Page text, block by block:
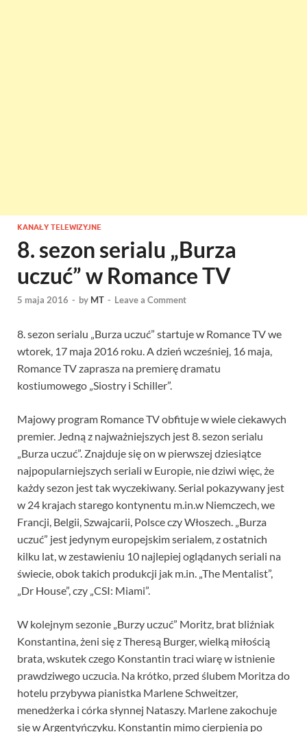
KANAŁY TELEWIZYJNE
8. sezon serialu „Burza
uczuć” w Romance TV
5 maja 2016 - by MT - Leave a Comment
8. sezon serialu „Burza uczuć” startuje w Romance TV we
wtorek, 17 maja 2016 roku. A dzień wcześniej, 16 maja,
Romance TV zaprasza na premierę dramatu
kostiumowego „Siostry i Schiller”.
Majowy program Romance TV obfituje w wiele ciekawych
premier. Jedną z najważniejszych jest 8. sezon serialu
„Burza uczuć”. Znajduje się on w pierwszej dziesiątce
najpopularniejszych seriali w Europie, nie dziwi więc, że
każdy sezon jest tak wyczekiwany. Serial pokazywany jest
w 24 krajach starego kontynentu m.in.w Niemczech, we
Francji, Belgii, Szwajcarii, Polsce czy Włoszech. „Burza
uczuć” jest jedynym europejskim serialem, z ostatnich
kilku lat, w zestawieniu 10 najlepiej oglądanych seriali na
świecie, obok takich produkcji jak m.in. „The Mentalist”,
„Dr House”, czy „CSI: Miami”.
W kolejnym sezonie „Burzy uczuć” Moritz, brat bliźniak
Konstantina, żeni się z Theresą Burger, wielką miłością
brata, wskutek czego Konstantin traci wiarę w istnienie
prawdziwego uczucia. Na krótko, przed ślubem Moritza do
hotelu przybywa pianistka Marlene Schweitzer,
menedżerka i córka słynnej Nataszy. Marlene zakochuje
się w Argentyńczyku. Konstantin mimo cierpienia po